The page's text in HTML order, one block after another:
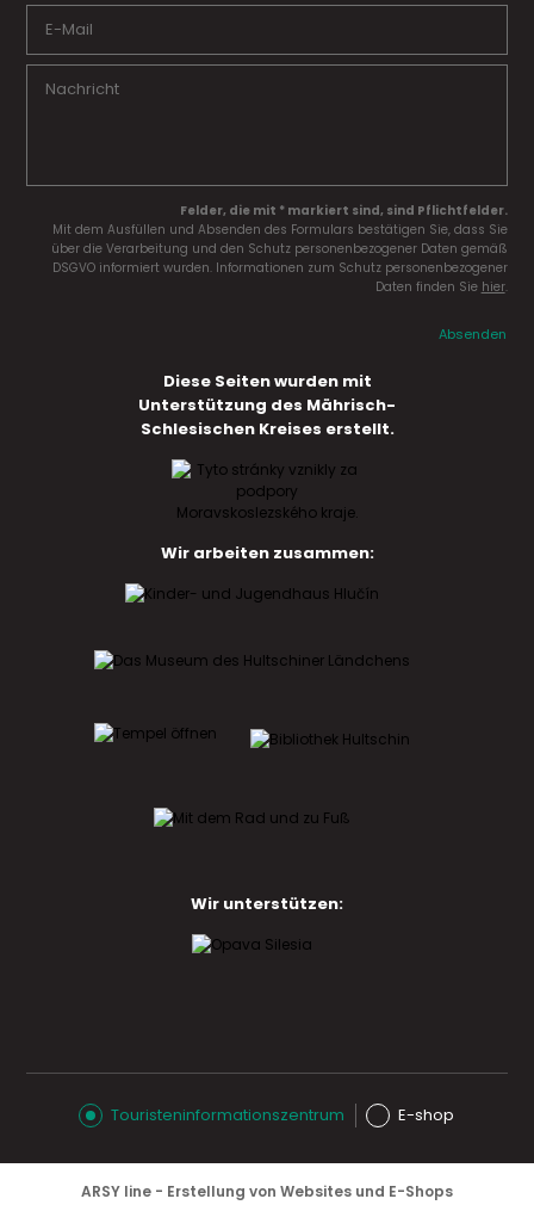
Felder, die mit * markiert sind, sind Pflichtfelder.
Mit dem Ausfüllen und Absenden des Formulars bestätigen Sie, dass Sie
über die Verarbeitung und den Schutz personenbezogener Daten gemäß
DSGVO informiert wurden. Informationen zum Schutz personenbezogener
Daten finden Sie hier.
Absenden
Diese Seiten wurden mit
Unterstützung des Mährisch-
Schlesischen Kreises erstellt.
Wir arbeiten zusammen:
Wir unterstützen:
Touristeninformationszentrum E-shop
ARSY line - Erstellung von Websites und E-Shops